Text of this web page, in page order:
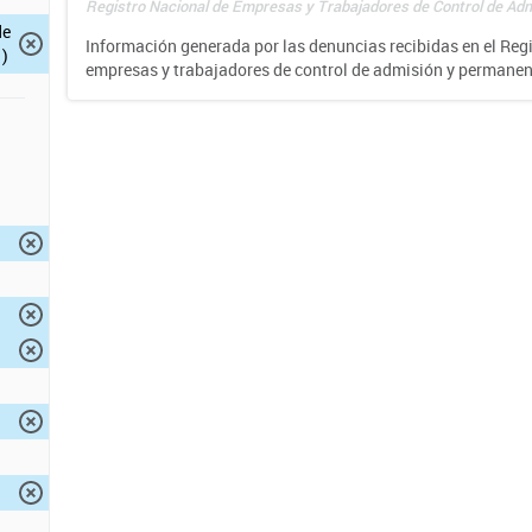
Registro Nacional de Empresas y Trabajadores de Control de
Información generada por las denuncias recibidas en el
empresas y trabajadores de control de admisión y